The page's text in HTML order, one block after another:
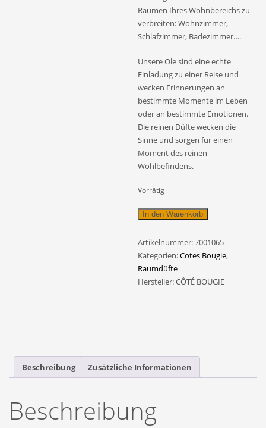
Räumen Ihres Wohnbereichs zu
verbreiten: Wohnzimmer,
Schlafzimmer, Badezimmer….
Unsere Öle sind eine echte
Einladung zu einer Reise und
wecken Erinnerungen an
bestimmte Momente im Leben
oder an bestimmte Emotionen.
Die reinen Düfte wecken die
Sinne und sorgen für einen
Moment des reinen
Wohlbefindens.
Vorrätig
Duftöl
ml
Oriental
Menge
In den Warenkorb
Artikelnummer:7001065
Kategorien:Cotes Bougie,
Raumdüfte
Hersteller:CÔTÉ BOUGIE
Beschreibung Zusätzliche Informationen
Beschreibung